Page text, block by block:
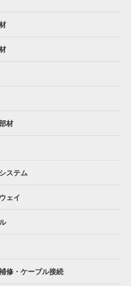
材
ステム
ェイ
修・ケーブル接続